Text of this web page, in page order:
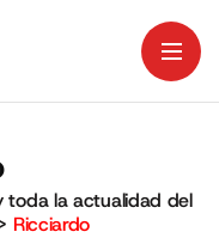
toda la actualidad del
> Ricciardo